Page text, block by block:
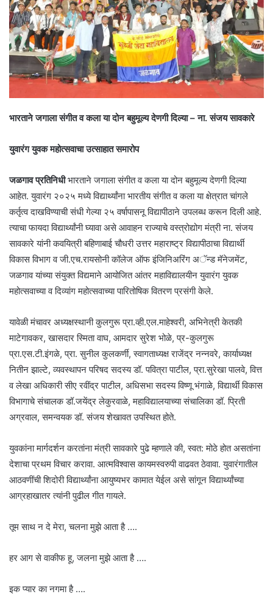
भारताने जगाला संगीत व कला या दोन बहुमूल्य देणगी दिल्या – ना. संजय सावकारे
युवारंग युवक महोत्सवाचा उत्साहात समारोप
जळगाव प्रतिनिधीभारताने जगाला संगीत व कला या दोन बहुमूल्य देणगी दिल्या
आहेत. युवारंग २०२५ मध्ये विद्यार्थ्यांना भारतीय संगीत व कला या क्षेत्रात चांगले
कर्तृत्व दाखविण्याची संधी गेल्या २५ वर्षापासनू विद्यापीठाने उपलब्ध करून दिली आहे.
त्याचा फायदा विद्यार्थ्यांनी घ्यावा असे आवाहन राज्याचे वस्त्रोद्योग मंत्री ना. संजय
सावकारे यांनी कवयित्री बहिणाबाई चौधरी उत्तर महाराष्ट्र विद्यापीठाचा विद्यार्थी
विकास विभाग व जी.एच.रायसोनी कॉलेज ऑफ इंजिनिअरिंग अॅन्ड मॅनेजमेंट,
जळगाव यांच्या संयुक्त विद्यमाने आयोजित आंतर महाविद्यालयीन युवारंग युवक
महोत्सवाच्या व दिव्यांग महोत्सवाच्या पारितोषिक वितरण प्रसंगी केले.
यावेळी मंचावर अध्यक्षस्थानी कुलगुरू प्रा.व्ही.एल.माहेश्वरी, अभिनेत्री केतकी
माटेगावकर, खासदार स्मिता वाघ, आमदार सुरेश भोळे, प्र-कुलगुरू
प्रा.एस.टी.इंगळे, प्रा. सुनील कुलकर्णी, स्वागताध्यक्ष राजेंद्र नन्नवरे, कार्याध्यक्ष
नितीन झाल्टे, व्यवस्थापन परिषद सदस्य डॉ. पवित्रा पाटील, प्रा.सुरेखा पालवे, वित्त
व लेखा अधिकारी सीए रवींद्र पाटील, अधिसभा सदस्य विष्णू भंगाळे, विद्यार्थी विकास
विभागाचे संचालक डॉ.जयेंद्र लेकुरवाळे, महाविद्यालयाच्या संचालिका डॉ. प्रिती
अग्रवाल, समन्वयक डॉ. संजय शेखावत उपस्थित होते.
युवकांना मार्गदर्शन करतांना मंत्री सावकारे पुढे म्हणाले की, स्वत: मोठे होत असतांना
देशाचा प्रथम विचार करावा. आत्मविश्वास कायमस्वरुपी वाढवत ठेवावा. युवारंगातील
आठवणींची शिदोरी विद्यार्थ्यांना आयुष्यभर कामात येईल असे सांगून विद्यार्थ्यांच्या
आग्रहाखातर त्यांनी पुढील गीत गायले.
तूम साथ न दे मेरा, चलना मुझे आता है ….
हर आग से वाकीफ हू, जलना मुझे आता है ….
इक प्यार का नगमा है ….